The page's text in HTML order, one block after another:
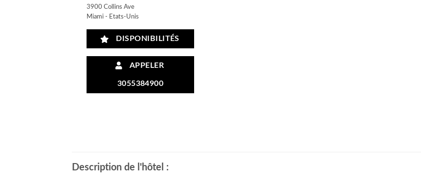
3900 Collins Ave
Miami - Etats-Unis
DISPONIBILITÉS
APPELER
3055384900
Description de l'hôtel :